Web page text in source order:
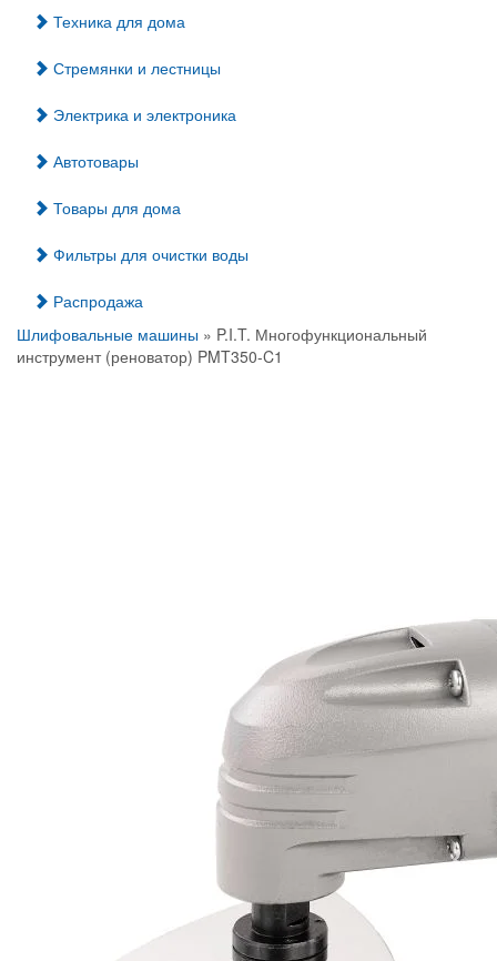
Техника для дома
Стремянки и лестницы
Электрика и электроника
Автотовары
Товары для дома
Фильтры для очистки воды
Распродажа
Шлифовальные машины » P.I.T. Многофункциональный
инструмент (реноватор) PMT350-C1